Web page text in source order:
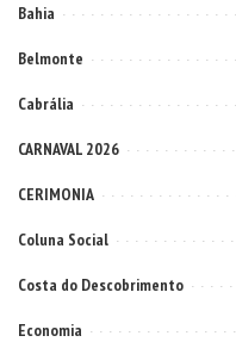
Bahia
Belmonte
Cabrália
CARNAVAL 2026
CERIMONIA
Coluna Social
Costa do Descobrimento
Economia